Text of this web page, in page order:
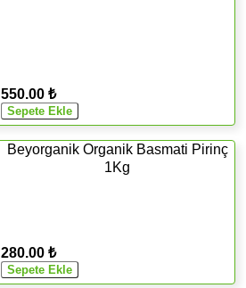
550.00 ₺
Beyorganik Organik Basmati Pirinç
1Kg
280.00 ₺